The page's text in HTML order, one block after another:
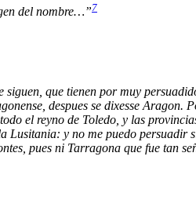
del nombre…”7
que tienen por muy
despues se dixesse
el reyno de Toledo, y las
y no me puedo persuadir
pues ni Tarragona que fue tan